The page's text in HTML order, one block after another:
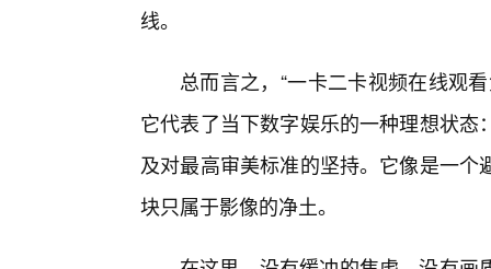
线。
总而言之，“一卡二卡视频在线观
它代表了当下数字娱乐的一种理想状
及对最高审美标准的坚持。它像是一
块只属于影像的净土。